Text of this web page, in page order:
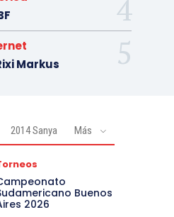
Markus
2014 Sanya Más
Buenos
2026